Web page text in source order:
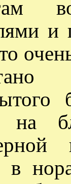
и
на
в